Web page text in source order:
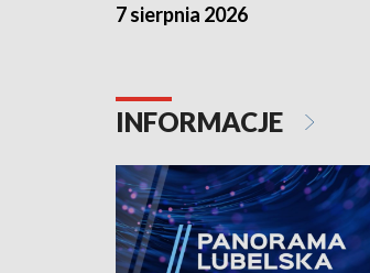
7 sierpnia 2026
INFORMACJE